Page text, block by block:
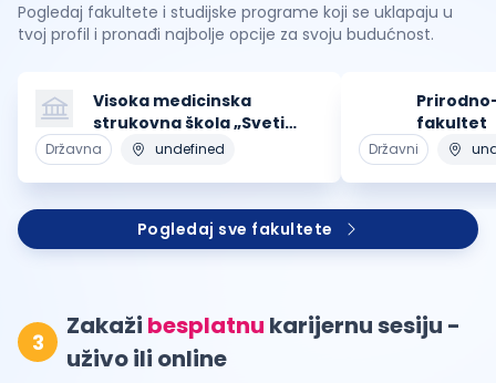
Pogledaj fakultete i studijske programe koji se uklapaju u
tvoj profil i pronađi najbolje opcije za svoju budućnost.
Visoka medicinska
strukovna škola „Sveti
Vasilije Ostroški“
Državna undefined
fakultet
Državni
Pogledaj sve fakultete
3
Zakaži besplatnu karijernu sesiju -
uživo ili online